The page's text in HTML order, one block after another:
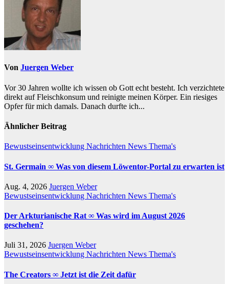
Von Juergen Weber
Vor 30 Jahren wollte ich wissen ob Gott echt besteht. Ich verzichtete
direkt auf Fleischkonsum und reinigte meinen Körper. Ein riesiges
Opfer für mich damals. Danach durfte ich...
Ähnlicher Beitrag
Bewustseinsentwicklung Nachrichten News Thema's
St. Germain ∞ Was von diesem Löwentor-Portal zu erwarten ist
Aug. 4, 2026 Juergen Weber
Bewustseinsentwicklung Nachrichten News Thema's
Der Arkturianische Rat ∞ Was wird im August 2026
geschehen?
Juli 31, 2026 Juergen Weber
Bewustseinsentwicklung Nachrichten News Thema's
The Creators ∞ Jetzt ist die Zeit dafür